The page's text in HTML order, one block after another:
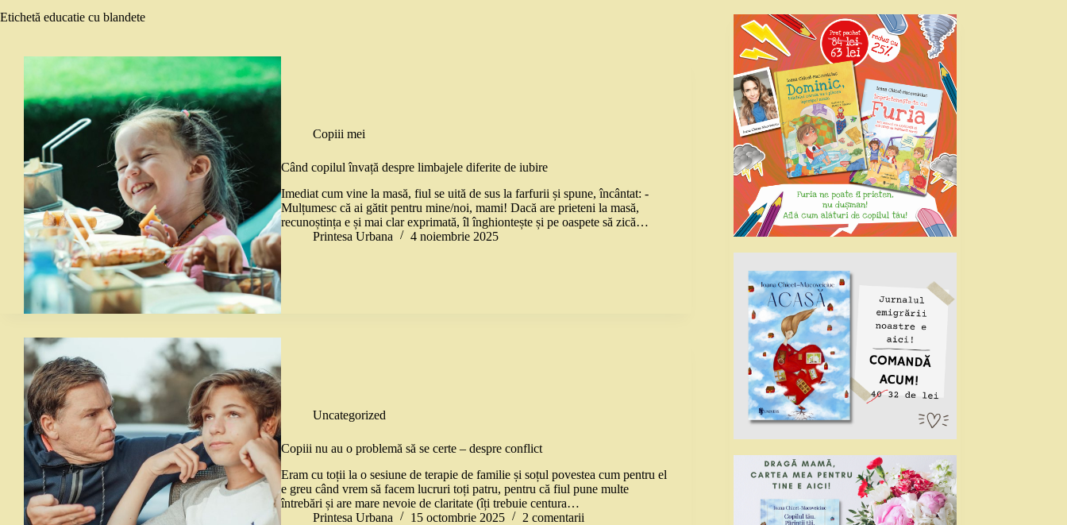
Etichetă educatie cu blandete
Copiii mei
Când copilul învață despre limbajele diferite de iubire
Imediat cum vine la masă, fiul se uită de sus la farfurii și spune, încântat: -
Mulțumesc că ai gătit pentru mine/noi, mami! Dacă are prieteni la masă,
recunoștința e și mai clar exprimată, îl înghiontește și pe oaspete să zică…
Printesa Urbana
4 noiembrie 2025
Uncategorized
Copiii nu au o problemă să se certe – despre conflict
Eram cu toții la o sesiune de terapie de familie și soțul povestea cum pentru el
e greu când vrem să facem lucruri toți patru, pentru că fiul pune multe
întrebări și are mare nevoie de claritate (îți trebuie centura…
Printesa Urbana
15 octombrie 2025 2 comentarii